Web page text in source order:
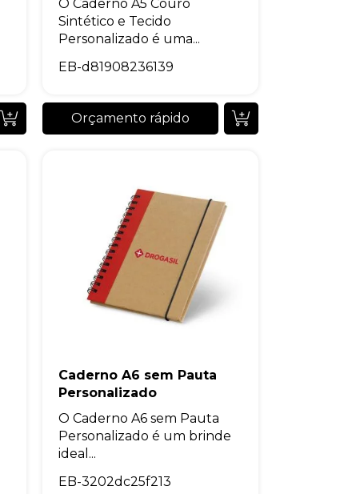
O Caderno A5 Couro
Sintético e Tecido
Personalizado é uma...
EB-d81908236139
Orçamento rápido
Caderno A6 sem Pauta
Personalizado
O Caderno A6 sem Pauta
Personalizado é um brinde
ideal...
EB-3202dc25f213